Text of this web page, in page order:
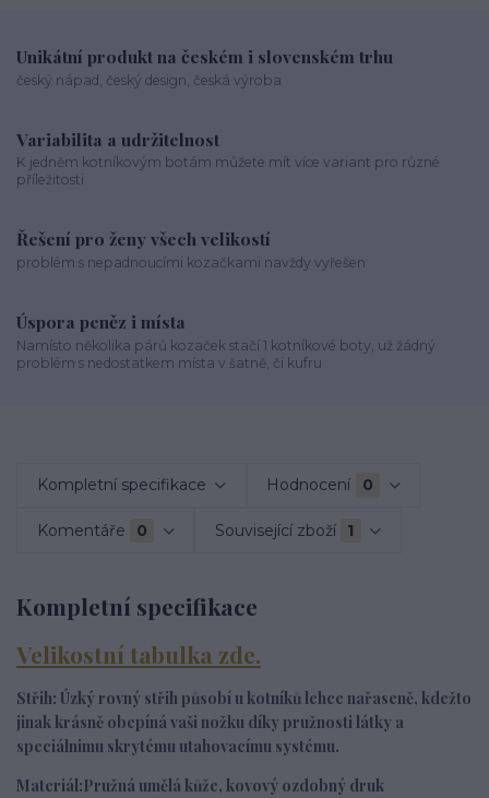
Unikátní produkt na českém i slovenském trhu
český nápad, český design, česká výroba
Variabilita a udržitelnost
K jedněm kotníkovým botám můžete mít více variant pro různé
příležitosti
Řešení pro ženy všech velikostí
problém s nepadnoucími kozačkami navždy vyřešen
Úspora peněz i místa
Namísto několika párů kozaček stačí 1 kotníkové boty, už žádný
problém s nedostatkem místa v šatně, či kufru
Kompletní specifikace Hodnocení 0
Komentáře 0 Související zboží 1
Kompletní specifikace
Velikostní tabulka zde.
Střih: Úzký rovný střih působí u kotníků lehce nařaseně, kdežto
jinak krásně obepíná vaši nožku díky pružnosti látky a
speciálnimu skrytému utahovacímu systému.
Materiál:Pružná umělá kůže, kovový ozdobný druk